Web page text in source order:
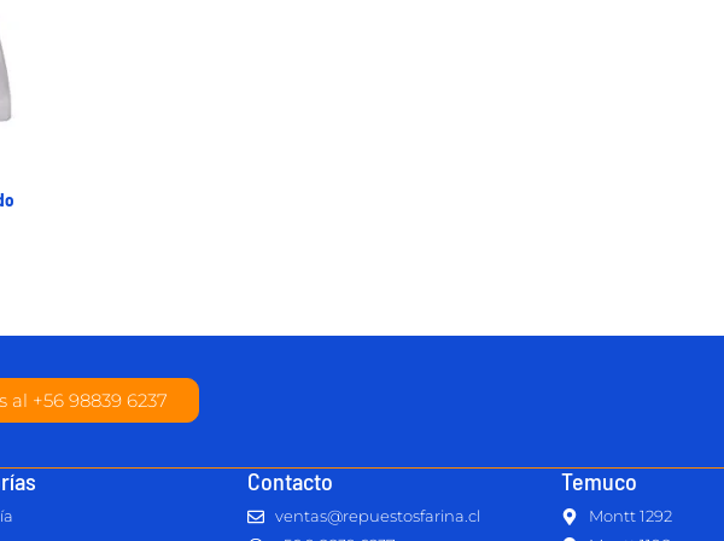
al +56 98839 6237
Contacto
ventas@repuestosfarina.cl
Temuco
Montt 1292